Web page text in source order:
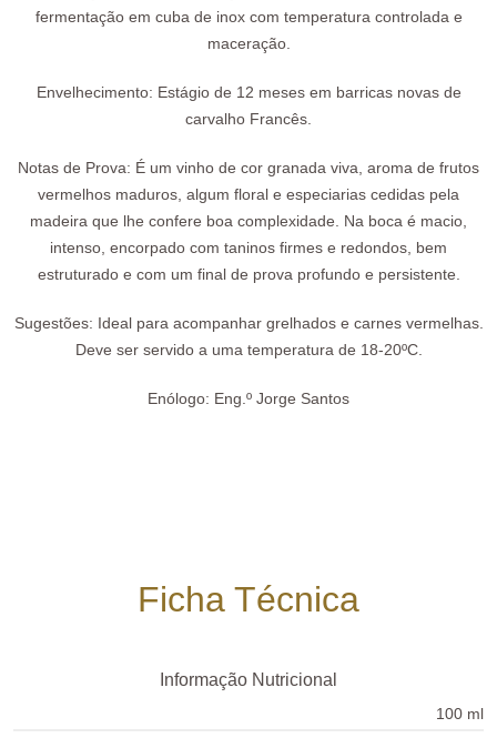
fermentação em cuba de inox com temperatura controlada e
maceração.
Envelhecimento: Estágio de 12 meses em barricas novas de
carvalho Francês.
Notas de Prova: É um vinho de cor granada viva, aroma de frutos
vermelhos maduros, algum floral e especiarias cedidas pela
madeira que lhe confere boa complexidade. Na boca é macio,
intenso, encorpado com taninos firmes e redondos, bem
estruturado e com um final de prova profundo e persistente.
Sugestões: Ideal para acompanhar grelhados e carnes vermelhas.
Deve ser servido a uma temperatura de 18-20ºC.
Enólogo: Eng.º Jorge Santos
Ficha Técnica
Informação Nutricional
100 ml